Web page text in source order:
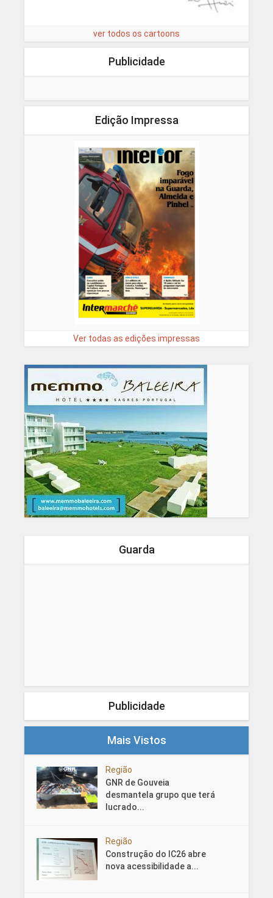
ver todos os cartoons
Publicidade
Edição Impressa
Ver todas as edições impressas
Guarda
Publicidade
Mais Vistos
Região
GNR de Gouveia
desmantela grupo que terá
lucrado...
Região
Construção do IC26 abre
nova acessibilidade a...